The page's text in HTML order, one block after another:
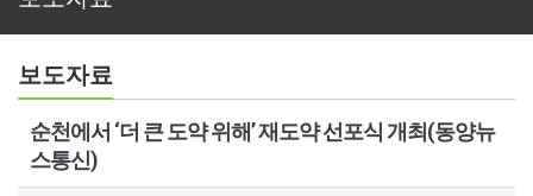
보도자료
순천에서 ‘더 큰 도약 위해’ 재도약 선포식 개최(동양뉴
스통신)